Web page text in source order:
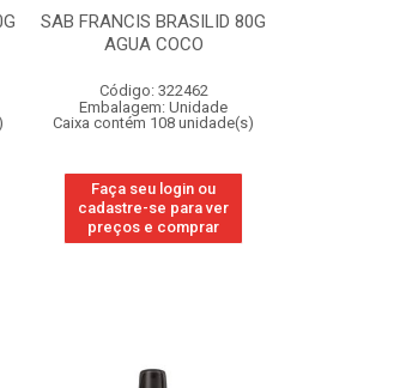
SAB FRANCIS BRASILID 80G
AGUA COCO
Código: 322462
Embalagem: Unidade
Caixa contém 108 unidade(s)
Faça seu login ou
cadastre-se para ver
preços e comprar